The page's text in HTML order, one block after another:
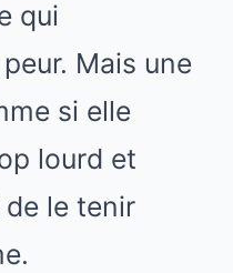
qui
Mais une
si elle
lourd et
de le tenir